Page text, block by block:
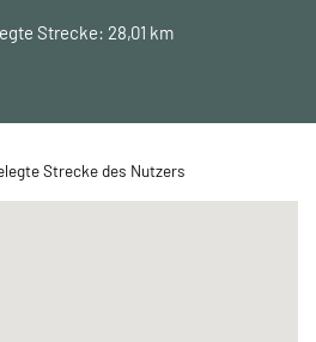
Strecke: 28,01 km
Strecke des Nutzers